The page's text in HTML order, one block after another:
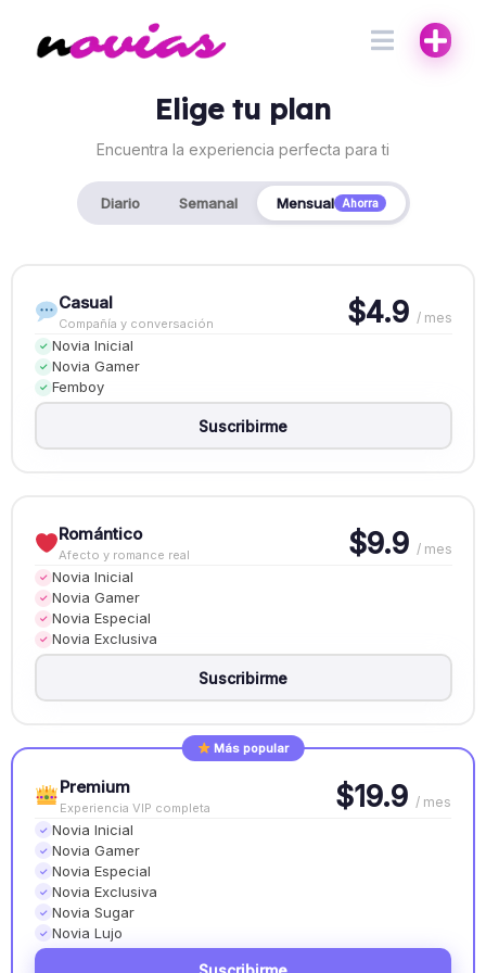
Elige tu plan
Encuentra la experiencia perfecta para ti
Diario Semanal Mensual Ahorra
Casual
Compañía y conversación $4.9 / mes
✓ Novia Inicial
✓ Novia Gamer
✓ Femboy
Suscribirme
Romántico
Afecto y romance real $9.9 / mes
✓ Novia Inicial
✓ Novia Gamer
✓ Novia Especial
✓ Novia Exclusiva
Suscribirme
Más popular
Premium
Experiencia VIP completa $19.9 / mes
✓ Novia Inicial
✓ Novia Gamer
✓ Novia Especial
✓ Novia Exclusiva
✓ Novia Sugar
✓ Novia Lujo